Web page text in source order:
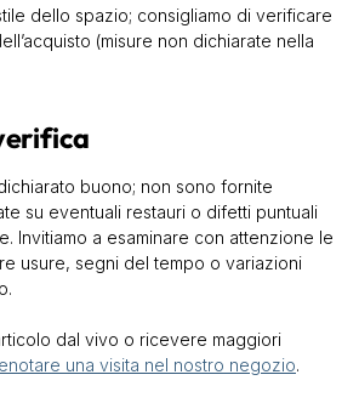
dello spazio; consigliamo di verificare
(misure non dichiarate nella
buono; non sono fornite
su eventuali restauri o difetti puntuali
Invitiamo a esaminare con attenzione le
usure, segni del tempo o variazioni
dal vivo o ricevere maggiori
una visita nel nostro negozio.